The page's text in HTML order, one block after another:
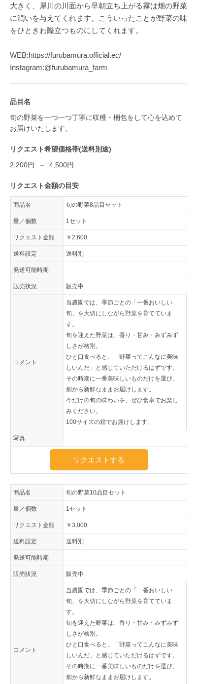
大きく、犀川の川面から早朝立ち上がる霧は畑の野菜
に潤いを与えてくれます。こういったことが野菜の味
をひときわ際立つものにしてくれます。
WEB:https://furubamura.official.ec/
Instagram:@furubamura_farm
品目名
旬の野菜を一つ一つ丁寧に収穫・梱包をして心を込めて
お届けいたします。
リクエスト希望価格帯(送料別途)
2,200円 ～ 4,500円
リクエスト金額の目安
商品名 旬の野菜8品目セット
量／個数 1セット
リクエスト金額 ￥2,600
送料設定 送料別
発送可能時期
販売状況 販売中
コメント
当農園では、季節ごとの「一番おいしい
旬」を大切にしながら野菜を育てていま
す。
旬を迎えた野菜は、香り・甘み・みずみず
しさが格別。
ひと口食べると、「野菜ってこんなに美味
しいんだ」と感じていただけるはずです。
その時期に一番美味しいものだけを選び、
畑から新鮮なままお届けします。
今だけの旬の味わいを、ぜひ食卓でお楽し
みください。
100サイズの箱でお届けします。
写真
リクエストする
商品名 旬の野菜10品目セット
量／個数 1セット
リクエスト金額 ￥3,000
送料設定 送料別
発送可能時期
販売状況 販売中
コメント
当農園では、季節ごとの「一番おいしい
旬」を大切にしながら野菜を育てていま
す。
旬を迎えた野菜は、香り・甘み・みずみず
しさが格別。
ひと口食べると、「野菜ってこんなに美味
しいんだ」と感じていただけるはずです。
その時期に一番美味しいものだけを選び、
畑から新鮮なままお届けします。